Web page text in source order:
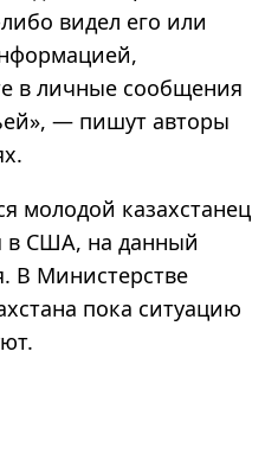
видел его или
в личные сообщения
— пишут авторы
молодой казахстанец
в США, на данный
В Министерстве
пока ситуацию